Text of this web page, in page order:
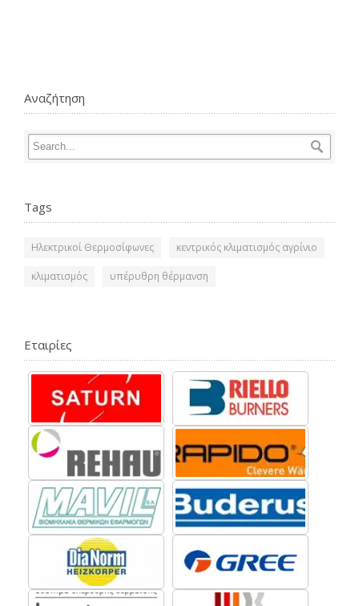
Αναζήτηση
Tags
Ηλεκτρικοί Θερμοσίφωνες κεντρικός κλιματισμός αγρίνιο
κλιματισμός υπέρυθρη θέρμανση
Εταιρίες